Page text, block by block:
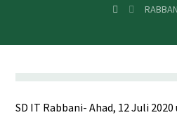
SD IT Rabbani- Ahad, 12 Juli